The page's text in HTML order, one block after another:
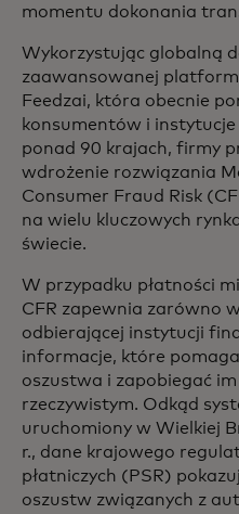
momentu dokonania
Wykorzystując globalną
zaawansowanej
Feedzai, która obecnie
konsumentów i
ponad 90 krajach, firmy
wdrożenie rozwiązania
Consumer Fraud Risk
na wielu kluczowych
świecie.
W przypadku płatności
CFR zapewnia zarówno
odbierającej instytucji
informacje, które
oszustwa i zapobiegać im
rzeczywistym. Odkąd
uruchomiony w Wielkiej
r., dane krajowego
płatniczych (PSR)
oszustw związanych z